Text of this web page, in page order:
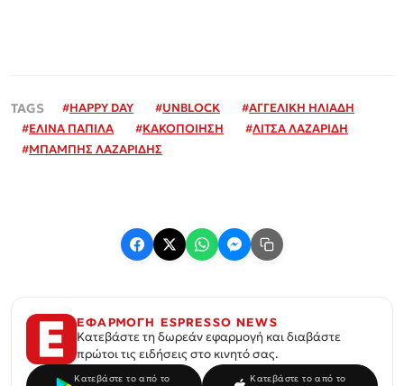
#HAPPY DAY #UNBLOCK #ΑΓΓΕΛΙΚΗ ΗΛΙΑΔΗ
#ΕΛΙΝΑ ΠΑΠΙΛΑ #ΚΑΚΟΠΟΙΗΣΗ #ΛΙΤΣΑ ΛΑΖΑΡΙΔΗ
#ΜΠΑΜΠΗΣ ΛΑΖΑΡΙΔΗΣ
ΕΦΑΡΜΟΓΗ ESPRESSO NEWS
Κατεβάστε τη δωρεάν εφαρμογή και διαβάστε
πρώτοι τις ειδήσεις στο κινητό σας.
Κατεβάστε το από το Κατεβάστε το από το